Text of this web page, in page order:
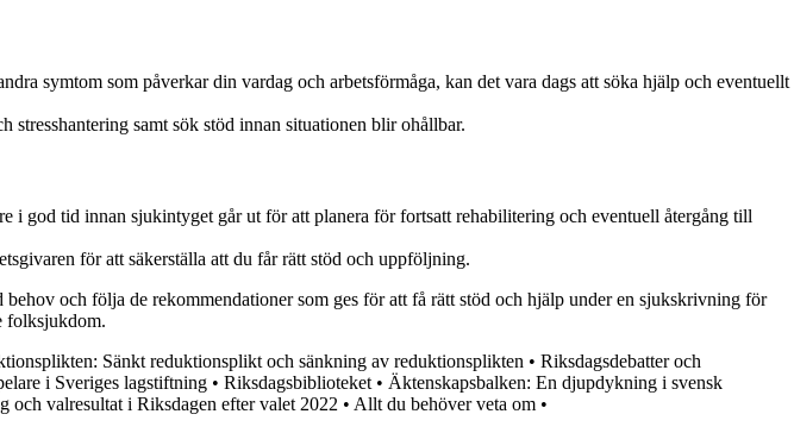
symtom som påverkar din vardag och arbetsförmåga, kan det vara dags att söka hjälp och eventuellt
samt sök stöd innan situationen blir ohållbar.
god tid innan sjukintyget går ut för att planera för fortsatt rehabilitering och eventuell återgång till
för att säkerställa att du får rätt stöd och uppföljning.
och följa de rekommendationer som ges för att få rätt stöd och hjälp under en sjukskrivning för
folksjukdom.
Sänkt reduktionsplikt och sänkning av reduktionsplikten • Riksdagsdebatter och
i Sveriges lagstiftning • Riksdagsbiblioteket• Äktenskapsbalken: En djupdykning i svensk
och valresultat i Riksdagen efter valet 2022 • Allt du behöver veta om •